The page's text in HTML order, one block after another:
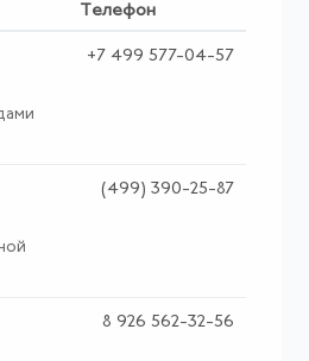
Телефон
+7 499 577-04-57
(499) 390-25-87
8 926 562-32-56